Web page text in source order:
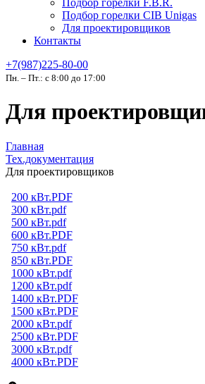
Подбор горелки F.B.R.
Подбор горелки CIB Unigas
Для проектировщиков
Контакты
+7(987)225-80-00
Пн. – Пт.: с 8:00 до 17:00
Для
Главная
Тех.документация
Для проектировщиков
200 кВт.PDF
300 кВт.pdf
500 кВт.pdf
600 кВт.PDF
750 кВт.pdf
850 кВт.PDF
1000 кВт.pdf
1200 кВт.pdf
1400 кВт.PDF
1500 кВт.PDF
2000 кВт.pdf
2500 кВт.PDF
3000 кВт.pdf
4000 кВт.PDF